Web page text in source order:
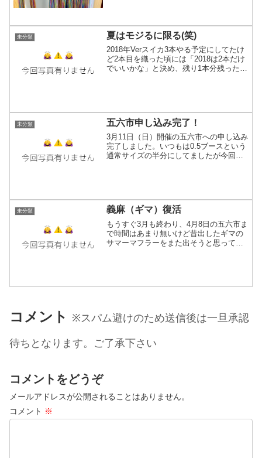
した「花火の火花が（略...
未分類 夏はモジるに限る(笑)
2018年Verスイカ3本やる予定にしてたけ
ど2本目を織った頃には「2018は2本だけ
でいいかな」と決め、残り1本分残った縦
未分類 五六市申し込み完了！
3月11日（日）開催の五六市への申し込み
完了しました。いつもは0.5ブースという
通常サイズの半分にしてましたが今回は
未分類 義麻（ギマ）復活
もうすぐ3月も終わり、4月8日の五六市ま
で時間はあまり無いけど昔出したギマの
サマーマフラーをまた出そうと思って思
コメント ※スパム避けのため送信後は一旦承認
待ちとなります。ご了承下さい
コメントをどうぞ
メールアドレスが公開されることはありません。
コメント ※